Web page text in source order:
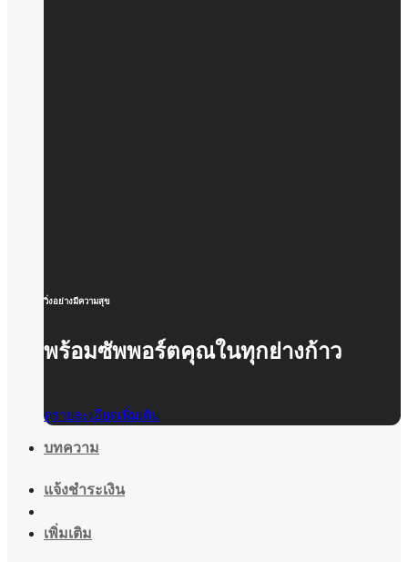
วิ่งอย่างมีความสุข
พร้อมซัพพอร์ตคุณในทุกย่างก้าว
ดูรายละเอียดเพิ่มเติม
บทความ
แจ้งชำระเงิน
เพิ่มเติม